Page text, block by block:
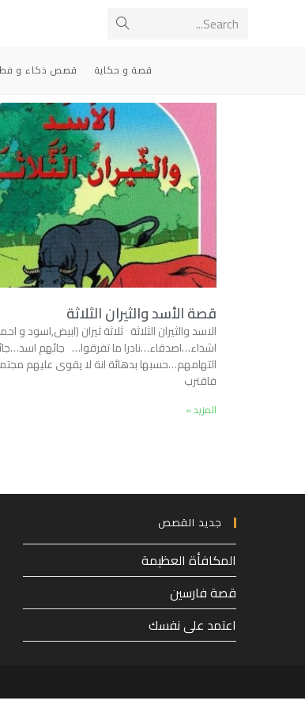
Search...
قصة و حكاية قصص ذكاء و
قصة الأسد والثيران الثلاثة
الاسد والثيران الثلاثة ثلاثة ثيران (ابيض,اسود و
اشداء…اصدقاء…نادرا ما تفرقوا… جائهم
التهامهم…حسبها بدهائة انة لا يقوى عليهم
فاقترب
المزيد »
جديد القصص
المكافأة العظيمة
قصة فارسين
اعتمد على نفسك